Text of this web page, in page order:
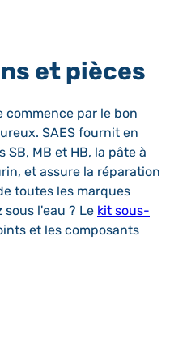
et pièces
commence par le bon
SAES fournit en
SB, MB et HB, la pâte à
et assure la réparation
toutes les marques
l'eau ? Le kit sous-
et les composants